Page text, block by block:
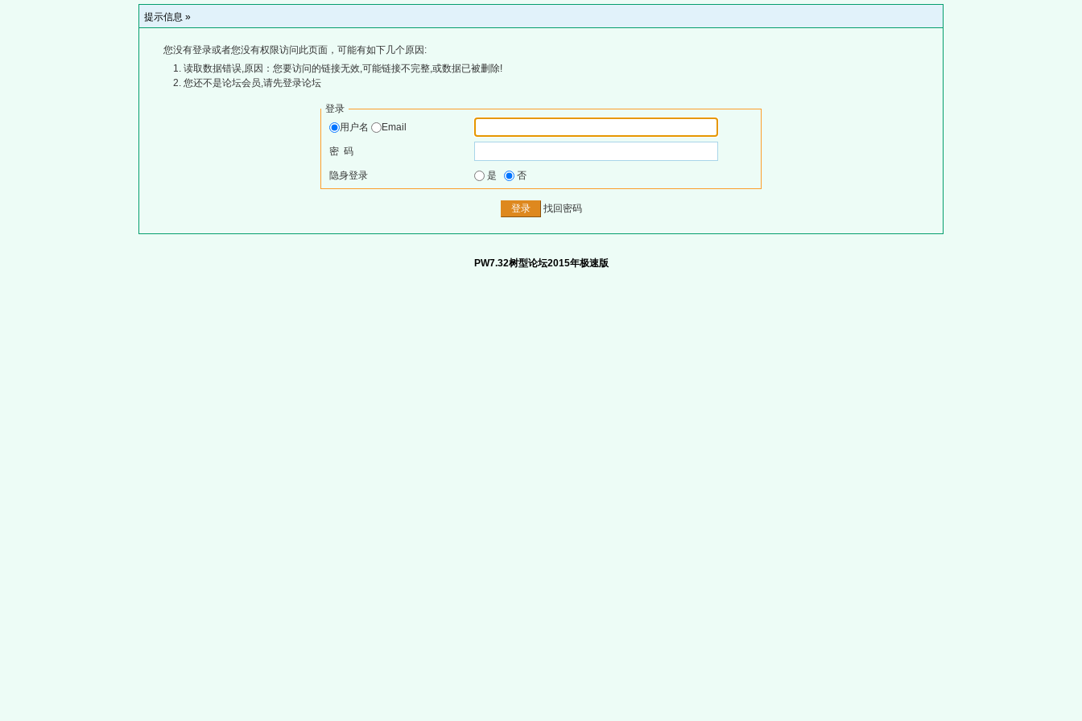
提示信息 »
您没有登录或者您没有权限访问此页面，可能有如下几个原因:
读取数据错误,原因：您要访问的链接无效,可能链接不完整,或数据已被删除!
您还不是论坛会员,请先登录论坛
登录
用户名
Email
密 码
隐身登录 是 否
找回密码
PW7.32树型论坛2015年极速版